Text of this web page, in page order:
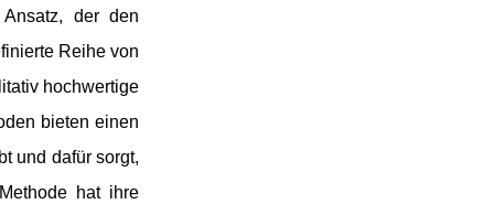
Ansatz, der den
Reihe von
hochwertige
bieten einen
und dafür sorgt,
hat ihre